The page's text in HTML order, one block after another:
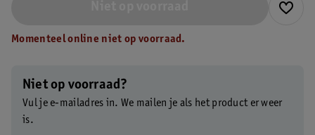
Momenteel online niet op voorraad.
Niet op voorraad?
Vul je e-mailadres in. We mailen je als het product er weer
is.